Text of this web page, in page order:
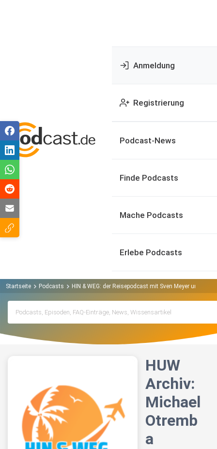
Anmeldung
Registrierung
Podcast-News
Finde Podcasts
Mache Podcasts
Erlebe Podcasts
Startseite Podcasts HIN & WEG: der Reisepodcast mit Sven Meyer und
HUW
Archiv:
Michael
Otremb
a